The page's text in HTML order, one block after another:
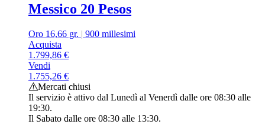
Messico 20 Pesos
Oro 16,66 gr. | 900 millesimi
Acquista
1.799,86 €
Vendi
1.755,26 €
Mercati chiusi
Il servizio è attivo dal Lunedì al Venerdì dalle ore 08:30 alle
19:30.
Il Sabato dalle ore 08:30 alle 13:30.